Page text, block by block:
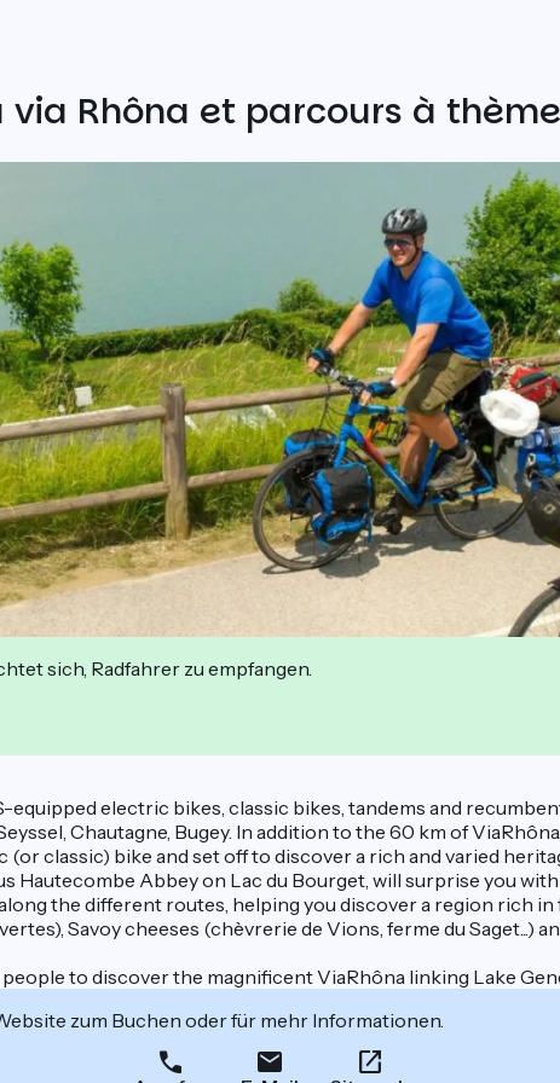
Rhôna et parcours à thème
sich, Radfahrer zu empfangen.
equipped electric bikes, classic bikes, tandems and
Chautagne, Bugey. In addition to the 60 km of
classic) bike and set off to discover a rich and varied
Hautecombe Abbey on Lac du Bourget, will surprise you
the different routes, helping you discover a region rich in
Savoy cheeses (chèvrerie de Vions, ferme du Saget...)
to discover the magnificent ViaRhôna linking Lake
zum Buchen oder für mehr Informationen.